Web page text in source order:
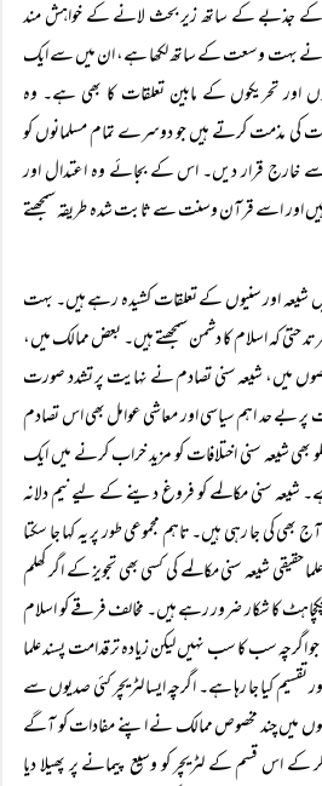
کے جذبے کے ساتھ زیر بحث لانے کے خواہش مند
نے بہت وسعت کے ساتھ لکھا ہے، ان میں سے ایک
اور تحریکوں کے مابین تعلقات کا بھی ہے۔ وہ
کی مذمت کرتے ہیں جو دوسرے تمام مسلمانوں کو
خارج قرار دیں۔ اس کے بجائے وہ اعتدال اور
اور اسے قرآن وسنت سے ثابت شدہ طریقہ سمجھتے
شیعہ اور سنیوں کے تعلقات کشیدہ رہے ہیں۔ بہت
کہ اسلام کا دشمن سمجھتے ہیں۔ بعض ممالک میں،
میں، شیعہ سنی تصادم نے نہایت پر تشدد صورت
پر بے حد اہم سیاسی اور معاشی عوامل بھی اس تصادم
بھی شیعہ سنی اختلافات کو مزید خراب کرنے میں ایک
شیعہ سنی مکالمے کو فروغ دینے کے لیے نیم دلانہ
بھی کی جا رہی ہیں۔ تاہم مجموعی طور پر یہ کہا جا سکتا
حقیقی شیعہ سنی مکالمے کی کسی بھی تجویز کے اگر کھلم
کا شکار ضرور رہے ہیں۔ مخالف فرقے کو اسلام
جو اگرچہ سب کا سب نہیں لیکن زیادہ تر قدامت پسند علما
کیا جا رہا ہے۔ اگرچہ ایسا لٹریچر کئی صدیوں سے
میں چند مخصوص ممالک نے اپنے مفادات کو آگے
اس قسم کے لٹریچر کو وسیع پیمانے پر پھیلا دیا